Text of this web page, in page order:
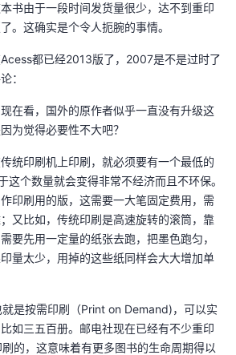
书由于一段时间发货量很少，达不到重印
。这确实是个令人扼腕的事情。
都已经2013版了，2007是不是过时了
：
在看，国外的原作者似乎一直没有升级这
为觉得必要性不大吧？
统印刷机上印刷，就必须要有一个最低的
这个数量就会变得非常不经济而且不环保。
印刷用的版，这需要一大笔固定费用，需
又比如，传统印刷是高速旋转的滚筒，靠
要先用一定量的纸张去跑，把墨色跑匀，
量太少，用掉的这些纸同样会大大增加单
是按需印刷（Print on Demand)，可以实
如三五百册。邮电社现在已经有不少重印
的，这意味着有更多图书的生命周期得以